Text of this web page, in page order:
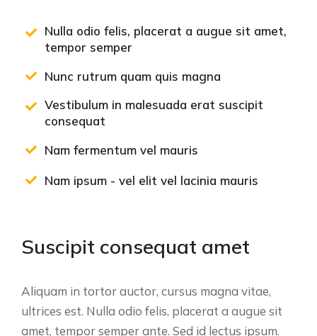
Nulla odio felis, placerat a augue sit amet,
tempor semper
Nunc rutrum quam quis magna
Vestibulum in malesuada erat suscipit
consequat
Nam fermentum vel mauris
Nam ipsum - vel elit vel lacinia mauris
Suscipit consequat amet
Aliquam in tortor auctor, cursus magna vitae,
ultrices est. Nulla odio felis, placerat a augue sit
amet, tempor semper ante. Sed id lectus ipsum.